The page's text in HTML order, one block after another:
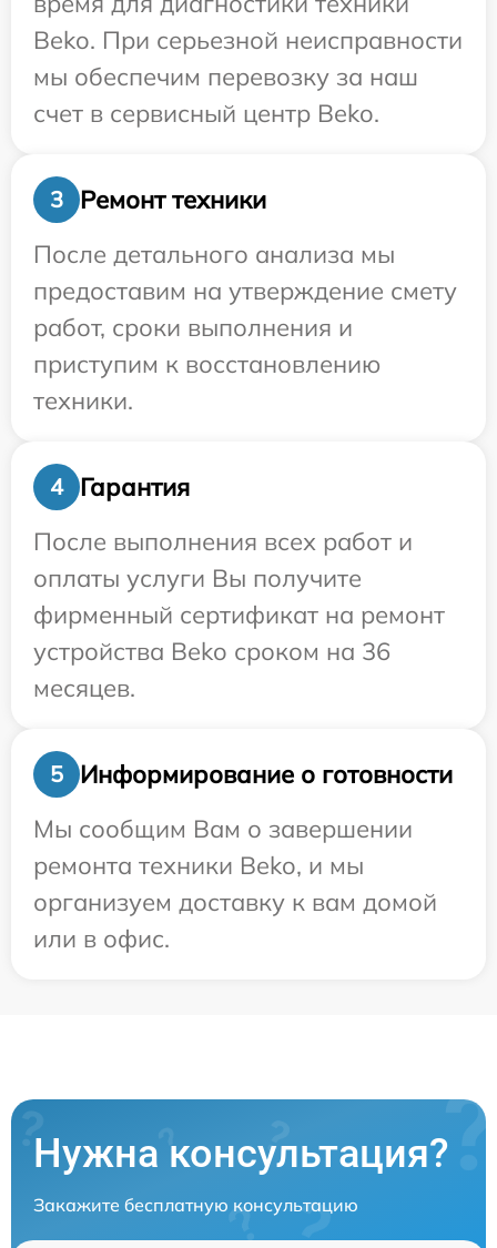
Beko. При серьезной неисправности
мы обеспечим перевозку за наш
счет в сервисный центр Beko.
3
Ремонт техники
После детального анализа мы
предоставим на утверждение смету
работ, сроки выполнения и
приступим к восстановлению
техники.
4
Гарантия
После выполнения всех работ и
оплаты услуги Вы получите
фирменный сертификат на ремонт
устройства Beko сроком на 36
месяцев.
5
Информирование о готовности
Мы сообщим Вам о завершении
ремонта техники Beko, и мы
организуем доставку к вам домой
или в офис.
Нужна консультация?
Закажите бесплатную консультацию